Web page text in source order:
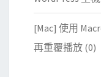
[Mac] 使用
再重覆播放 (0)